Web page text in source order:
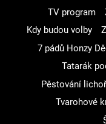
TV program
Kdy budou volby
7 pádů Honzy
Tatarák
Pěstování
Tvarohové